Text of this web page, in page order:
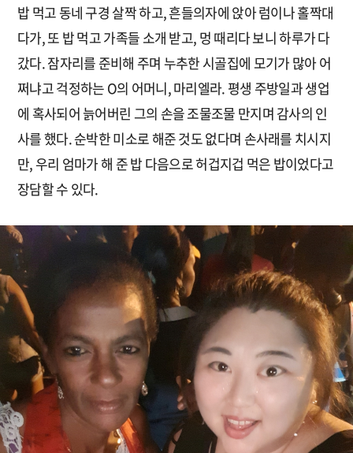
밥 먹고 동네 구경 살짝 하고, 흔들의자에 앉아 럼이나 홀짝대
다가, 또 밥 먹고 가족들 소개 받고, 멍 때리다 보니 하루가 다
갔다. 잠자리를 준비해 주며 누추한 시골집에 모기가 많아 어
쩌냐고 걱정하는 O의 어머니, 마리엘라. 평생 주방일과 생업
에 혹사되어 늙어버린 그의 손을 조물조물 만지며 감사의 인
사를 했다. 순박한 미소로 해준 것도 없다며 손사래를 치시지
만, 우리 엄마가 해 준 밥 다음으로 허겁지겁 먹은 밥이었다고
장담할 수 있다.